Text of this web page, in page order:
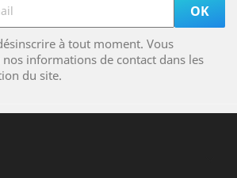
à tout moment. Vous
informations de contact dans les
du site.